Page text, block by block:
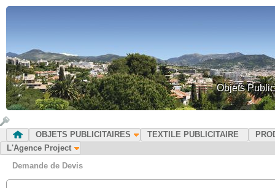
Objets
OBJETS PUBLICITAIRES TEXTILE PUBLICITAIRE
L'Agence Project
Demande de Devis